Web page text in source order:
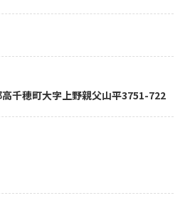
千穂町大字上野親父山平3751-722